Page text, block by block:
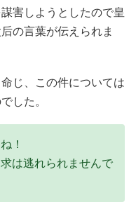
害しようとしたので皇
の言葉が伝えられま
じ、この件については
した。
！
は逃れられませんで